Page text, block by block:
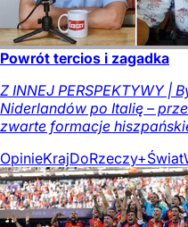
Powrót tercios i zagadka
Z INNEJ PERSPEKTYWY |
Niderlandów po Italię –
zwarte formacje
OpinieKrajDoRzeczy+Świat